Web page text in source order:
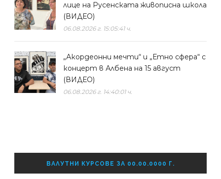
лице на Русенската живописна школа
(ВИДЕО)
06.08.2026 г. 15:05:41 ч.
„Акордеонни мечти“ и „Етно сфера“ с
концерт в Албена на 15 август
(ВИДЕО)
06.08.2026 г. 14:40:01 ч.
ВАЛУТНИ КУРСОВЕ ЗА 00.00.0000 Г.